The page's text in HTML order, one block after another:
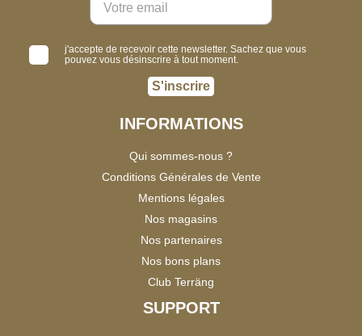
j'accepte de recevoir cette newsletter. Sachez que vous
pouvez vous désinscrire à tout moment.
S'inscrire
INFORMATIONS
Qui sommes-nous ?
Conditions Générales de Vente
Mentions légales
Nos magasins
Nos partenaires
Nos bons plans
Club Terräng
SUPPORT